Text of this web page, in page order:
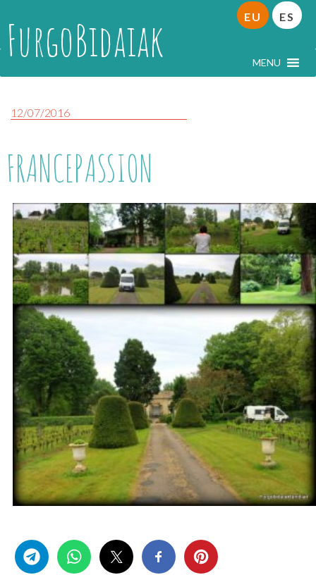
FurgoBidaiak MENU
EU ES
12/07/2016
FRANCEPASSION